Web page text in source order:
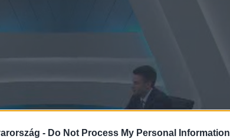
- Do Not Process My Personal Information